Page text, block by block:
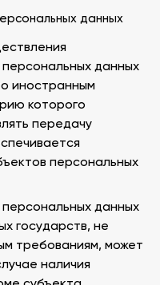
данных
данных
иностранным
которого
передачу
персональных
данных
государств, не
требованиям, может
наличия